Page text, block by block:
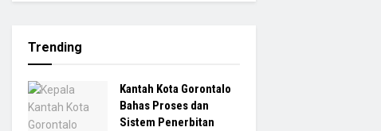
Trending
Kantah Kota Gorontalo
Bahas Proses dan
Sistem Penerbitan